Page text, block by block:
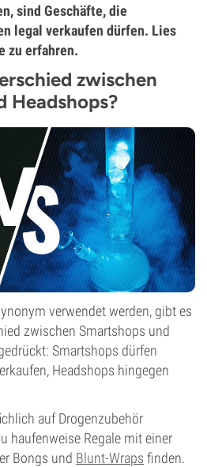
sind Geschäfte, die
legal verkaufen dürfen. Lies
zu erfahren.
zwischen
Headshops?
verwendet werden, gibt es
zwischen Smartshops und
Smartshops dürfen
Headshops hingegen
auf Drogenzubehör
haufenweise Regale mit einer
Bongs und Blunt-Wraps finden.